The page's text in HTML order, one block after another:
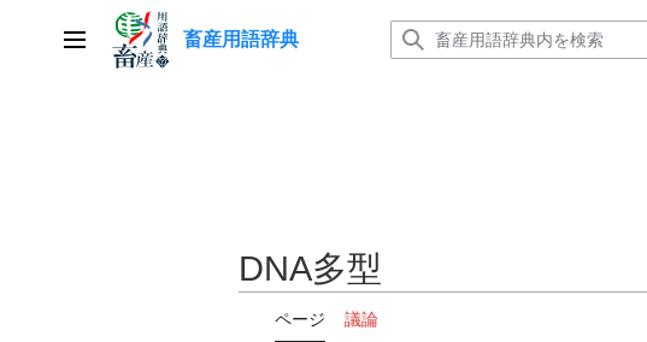
メインメニュー
畜産用語辞典
DNA多型
ページ 議論